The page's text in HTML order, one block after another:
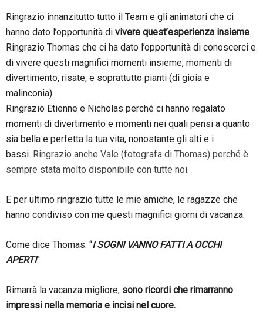
Ringrazio innanzitutto tutto il Team e gli animatori che ci
hanno dato l’opportunità di vivere quest’esperienza insieme.
Ringrazio Thomas che ci ha dato l’opportunità di conoscerci e
di vivere questi magnifici momenti insieme, momenti di
divertimento, risate, e soprattutto pianti (di gioia e
malinconia).
Ringrazio Etienne e Nicholas perché ci hanno regalato
momenti di divertimento e momenti nei quali pensi a quanto
sia bella e perfetta la tua vita, nonostante gli alti e i
bassi. Ringrazio anche Vale (fotografa di Thomas) perché è
sempre stata molto disponibile con tutte noi.
E per ultimo ringrazio tutte le mie amiche, le ragazze che
hanno condiviso con me questi magnifici giorni di vacanza.
Come dice Thomas: “I SOGNI VANNO FATTI A OCCHI
APERTI”.
Rimarrà la vacanza migliore, sono ricordi che rimarranno
impressi nella memoria e incisi nel cuore.